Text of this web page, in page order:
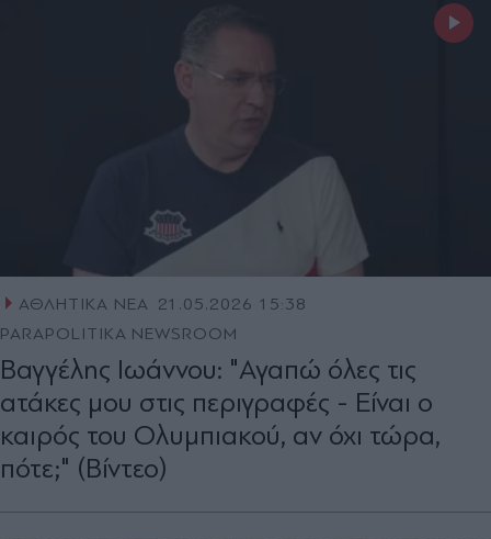
ΑΘΛΗΤΙΚΑ ΝΕΑ
21.05.2026 15:38
PARAPOLITIKA NEWSROOM
Βαγγέλης Ιωάννου: "Αγαπώ όλες τις
ατάκες μου στις περιγραφές - Είναι ο
καιρός του Ολυμπιακού, αν όχι τώρα,
πότε;" (Βίντεο)